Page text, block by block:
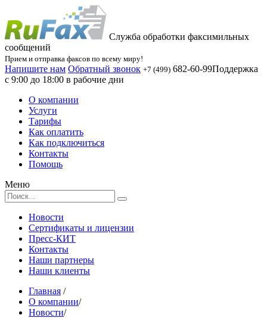
Служба обработки факсимильных
сообщений
Прием и отправка факсов по всему миру!
Напишите нам Обратный звонок +7 (499) 682-60-99Поддержка
с 9:00 до 18:00 в рабочие дни
О компании
Услуги
Тарифы
Как оплатить
Как подключиться
Контакты
Помощь
Меню
Новости
Сертификаты и лицензии
Пресс-КИТ
Контакты
Наши партнеры
Наши клиенты
Главная /
О компании/
Новости/